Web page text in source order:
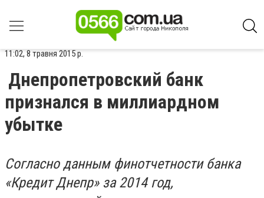
11:02, 8 травня 2015 р.
Днепропетровский банк
признался в миллиардном
убытке
Согласно данным финотчетности банка
«Кредит Днепр» за 2014 год,